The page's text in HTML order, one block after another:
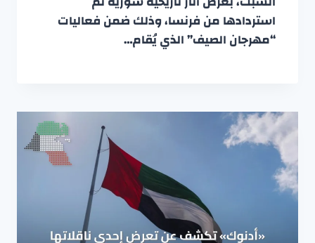
استردادها من فرنسا، وذلك ضمن فعاليات
“مهرجان الصيف” الذي يُقام…